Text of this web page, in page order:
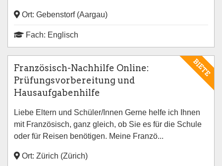
Ort: Gebenstorf (Aargau)
Fach: Englisch
BIETE
Französisch-Nachhilfe Online:
Prüfungsvorbereitung und
Hausaufgabenhilfe
Liebe Eltern und Schüler/Innen Gerne helfe ich Ihnen
mit Französisch, ganz gleich, ob Sie es für die Schule
oder für Reisen benötigen. Meine Franzö...
Ort: Zürich (Zürich)